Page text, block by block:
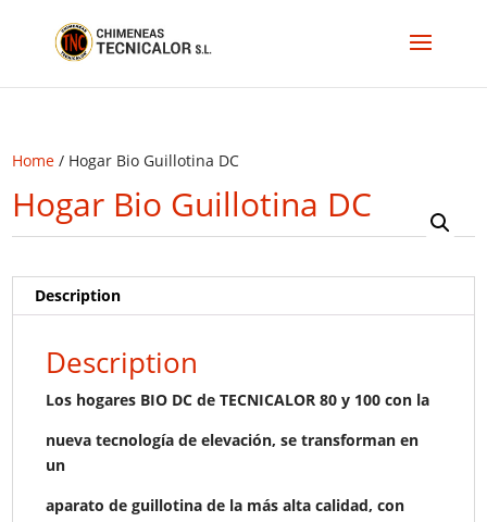
Home / Hogar Bio Guillotina DC
Hogar Bio Guillotina DC
Description
Description
Los hogares BIO DC de TECNICALOR 80 y 100 con la
nueva tecnología de elevación, se transforman en
un
aparato de guillotina de la más alta calidad, con